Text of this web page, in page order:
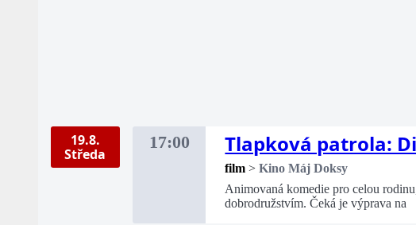
19.8.
Středa
17:00 Tlapková patrola:
film >Kino Máj Doksy
Animovaná komedie pro celou
dobrodružstvím. Čeká je výprava na